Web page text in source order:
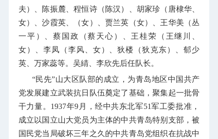
夫）、陈振麓、程恒诗（陈汉）、胡家珍（唐棣华、
女）、沙霞英、（女）、贾兰英（女）、王华美（丛
一平）、蔡国政（蔡天心）、王桂荣（王继川、
女）、李凤（李风、女）、狄楼（狄克东）、郁少
英、万家蕊等。吴綪、李欣先后任队长。
“民先”山大区队部的成立，为青岛地区中国共产
党发展建立武装抗日队伍奠定了基础，聚集起一批骨
干力量。 1937年9 月，经中共东北军51军工委批准，
成立以国立山大党员为主体的中共青岛特别支部，被
国民党当局破坏三年之久的中共青岛党组织在抗战中